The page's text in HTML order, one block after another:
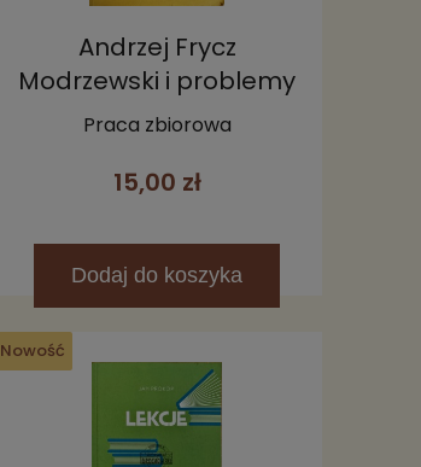
Andrzej Frycz
Modrzewski i problemy
kultury polskiego
Praca zbiorowa
15,00 zł
Dodaj do koszyka
Nowość